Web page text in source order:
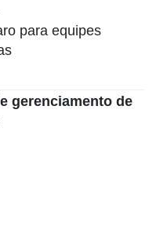
para equipes
gerenciamento de